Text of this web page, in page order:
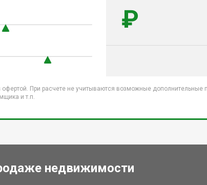
₽
При расчете не учитываются возможные дополнительные
и т.п.
недвижимости